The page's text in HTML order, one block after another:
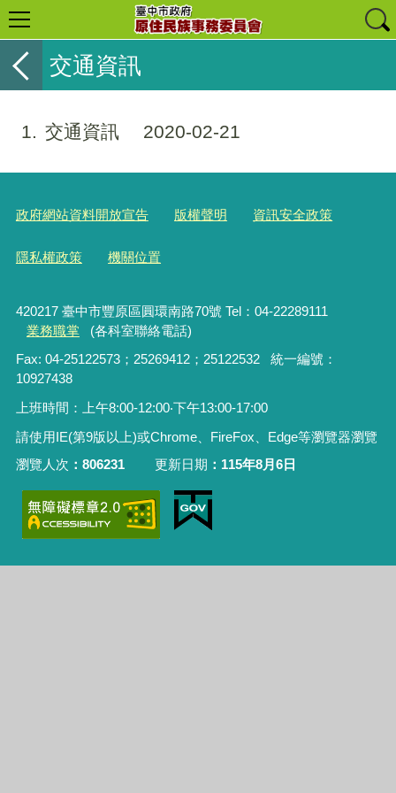
交通資訊
1 交通資訊 2020-02-21
政府網站資料開放宣告 版權聲明 資訊安全政策
隱私權政策 機關位置
420217 臺中市豐原區圓環南路70號 Tel：04-22289111
業務職掌
(各科室聯絡電話)
Fax: 04-25122573；25269412；25122532 統一編號：
10927438
上班時間：上午8:00-12:00‧下午13:00-17:00
請使用IE(第9版以上)或Chrome、FireFox、Edge等瀏覽器瀏覽
瀏覽人次
806231 更新日期 115年8月6日